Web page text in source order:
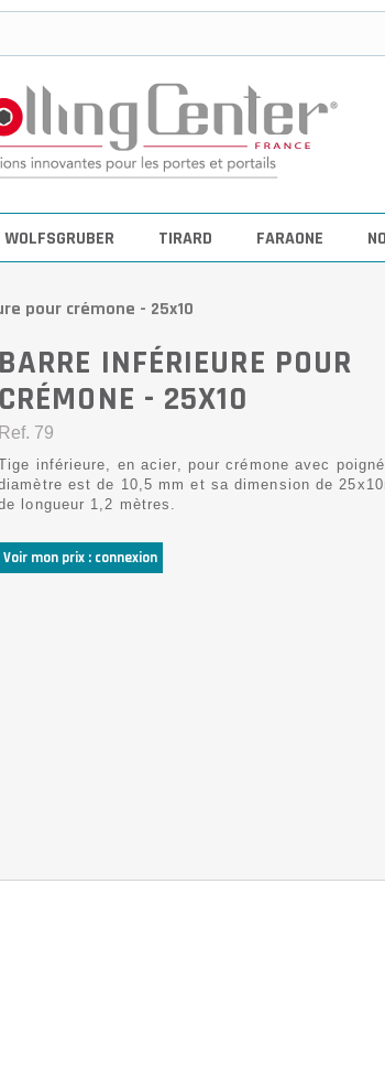
WOLFSGRUBER TIRARD FARAONE
pour crémone - 25x10
BARRE INFÉRIEURE POUR
CRÉMONE - 25X10
Ref. 79
inférieure, en acier, pour crémone avec
est de 10,5 mm et sa dimension de
longueur 1,2 mètres.
Voir mon prix : connexion